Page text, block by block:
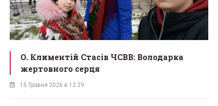
О. Климентій Стасів ЧСВВ: Володарка
жертовного серця
15 Травня 2026 в 12:29